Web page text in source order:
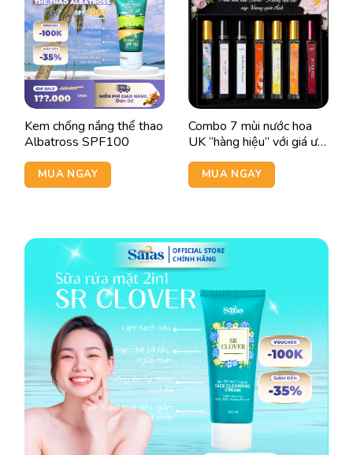
Kem chống nắng thể thao
Albatross SPF100
MUA NGAY
Combo 7 mùi nước hoa
UK “hàng hiệu” với giá ưu
đãi
MUA NGAY